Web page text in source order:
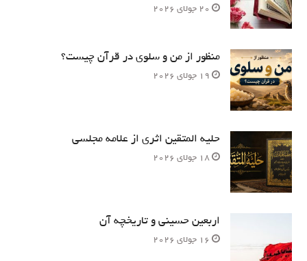
20 جولای 2026
منظور از من و سلوی در قرآن چیست؟
19 جولای 2026
حلیه المتقین اثری از علامه مجلسی
18 جولای 2026
اربعین حسینی و تاریخچه آن
16 جولای 2026